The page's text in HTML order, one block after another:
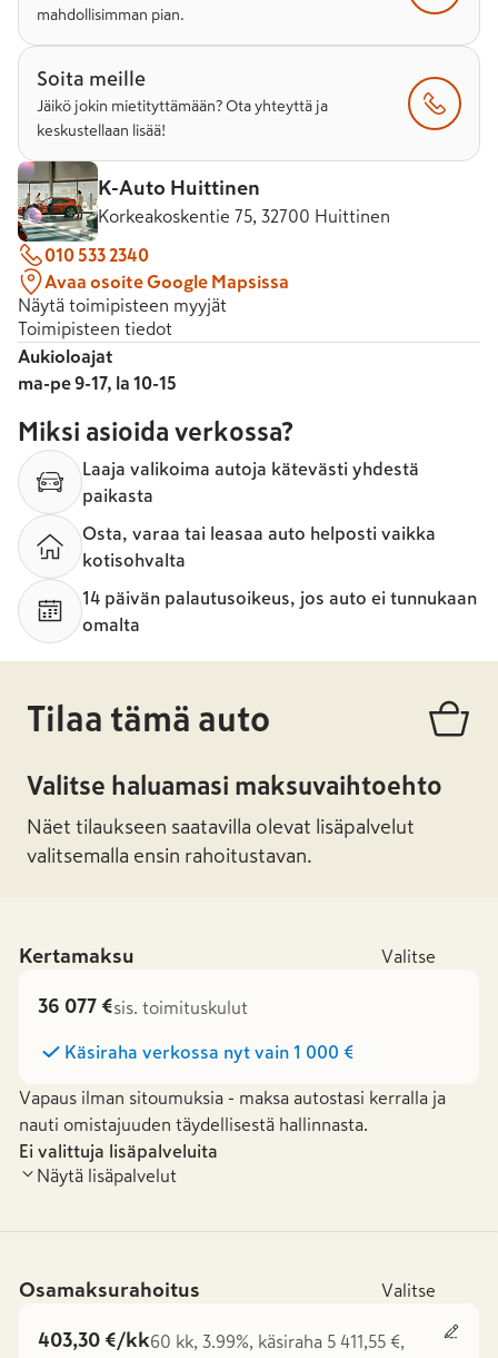
mahdollisimman pian.
Soita meille
Jäikö jokin mietityttämään? Ota yhteyttä ja
keskustellaan lisää!
K-Auto Huittinen
Korkeakoskentie 75, 32700 Huittinen
010 533 2340
Avaa osoite Google Mapsissa
Näytä toimipisteen myyjät
Toimipisteen tiedot
Aukioloajat
ma-pe 9-17, la 10-15
Miksi asioida verkossa?
Laaja valikoima autoja kätevästi yhdestä
paikasta
Osta, varaa tai leasaa auto helposti vaikka
kotisohvalta
14 päivän palautusoikeus, jos auto ei tunnukaan
omalta
Tilaa tämä auto
Valitse haluamasi maksuvaihtoehto
Näet tilaukseen saatavilla olevat lisäpalvelut
valitsemalla ensin rahoitustavan.
Kertamaksu Valitse
36 077 €sis. toimituskulut
Käsiraha verkossa nyt vain 1 000 €
Vapaus ilman sitoumuksia - maksa autostasi kerralla ja
nauti omistajuuden täydellisestä hallinnasta.
Ei valittuja lisäpalveluita
Näytä lisäpalvelut
Osamaksurahoitus Valitse
403,30 €/kk60 kk, 3.99%, käsiraha 5 411,55 €,